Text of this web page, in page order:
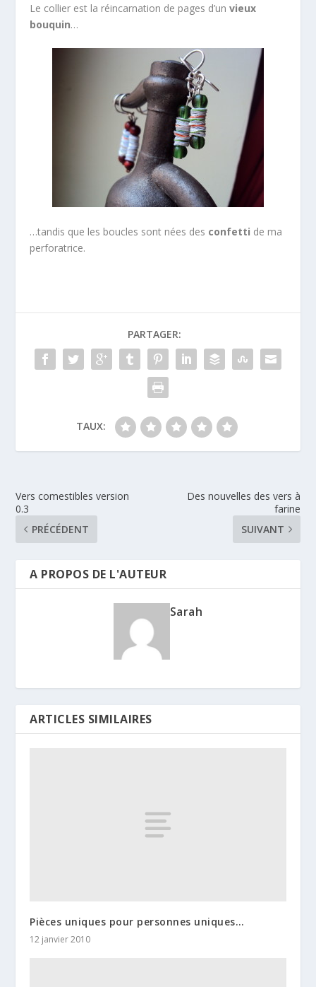
Le collier est la réincarnation de pages d’unvieux
bouquin…
…tandis que les boucles sont nées des confetti de ma
perforatrice.
PARTAGER:
TAUX:
Vers comestibles version
0.3
PRÉCÉDENT
Des nouvelles des vers à
farine
SUIVANT
A PROPOS DE L'AUTEUR
Sarah
ARTICLES SIMILAIRES
Pièces uniques pour personnes uniques…
12 janvier 2010